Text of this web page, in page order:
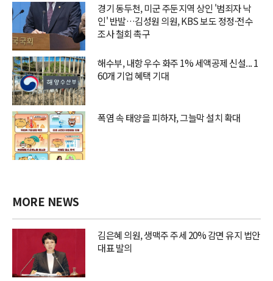
경기 동두천, 미군 주둔지역 상인 '범죄자 낙
인' 반발…김성원 의원, KBS 보도 정정·전수
조사 철회 촉구
해수부, 내항 우수 화주 1% 세액공제 신설... 1
60개 기업 혜택 기대
폭염 속 태양을 피하자, 그늘막 설치 확대
MORE NEWS
김은혜 의원, 생맥주 주세 20% 감면 유지 법안
대표 발의